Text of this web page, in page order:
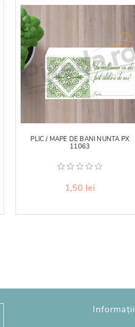
PLIC / MAPE DE BANI NUNTA PX
11063
1,50 lei
Informații